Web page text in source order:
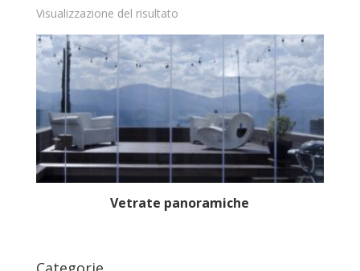
Visualizzazione del risultato
Vetrate panoramiche